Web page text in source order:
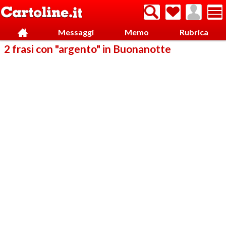
Messaggi Memo Rubrica
2 frasi con "argento" in Buonanotte